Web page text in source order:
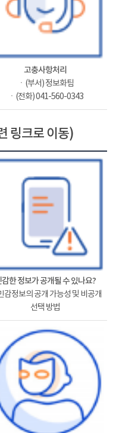
고충사항처리
ㆍ(부서) 정보화팀
ㆍ(전화) 041-560-0343
링크로 이동)
감한 정보가 공개될 수 있나요?
감정보의 공개 가능성 및 비공개
선택 방법